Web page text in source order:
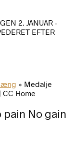
2. JANUAR -
EFTER
» Medalje
Home
pain No gain